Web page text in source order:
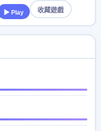
▶ Play 收藏遊戲